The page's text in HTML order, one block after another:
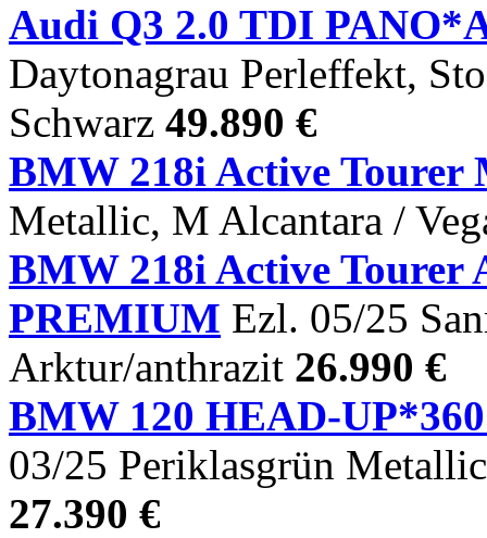
Audi Q3 2.0 TDI
Daytonagrau Perleffekt,
Schwarz 49.890 €
BMW 218i Active Tourer
Metallic, M Alcantara /
BMW 218i Active
PREMIUM Ezl. 05/25
Arktur/anthrazit 26.990 €
BMW 120 HEAD-
03/25 Periklasgrün
27.390 €